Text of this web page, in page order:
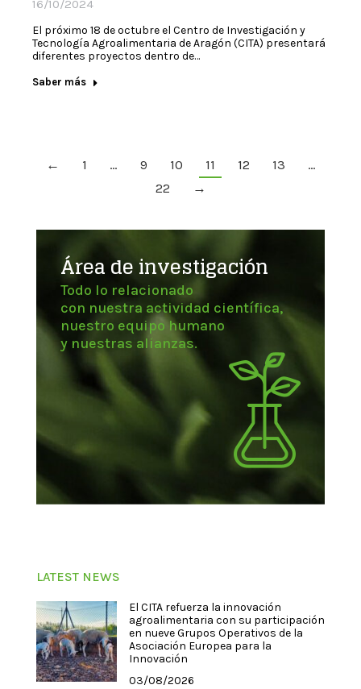
16/10/2024
El próximo 18 de octubre el Centro de Investigación y
Tecnología Agroalimentaria de Aragón (CITA) presentará
diferentes proyectos dentro de…
Saber más
← 1 … 9 10 11 12 13
…
22
→
Área de investigación
Todo lo relacionado
con nuestra actividad científica,
nuestro equipo humano
y nuestras alianzas.
LATEST NEWS
El CITA refuerza la innovación
agroalimentaria con su participación
en nueve Grupos Operativos de la
Asociación Europea para la
Innovación
03/08/2026